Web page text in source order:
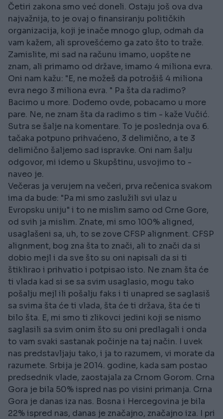
Četiri zakona smo već doneli. Ostaju još ova dva
najvažnija, to je ovaj o finansiranju političkih
organizacija, koji je inače mnogo glup, odmah da
vam kažem, ali sprovešćemo ga zato što to traže.
Zamislite, mi sad na računu imamo, uopšte ne
znam, ali primamo od države, imamo 4 miliona evra.
Oni nam kažu: "E, ne možeš da potrošiš 4 miliona
evra nego 3 miliona evra. " Pa šta da radimo?
Bacimo u more. Dođemo ovde, pobacamo u more
pare. Ne, ne znam šta da radimo s tim - kaže Vučić.
Sutra se šalje na komentare. To je poslednja ova 6.
tačaka potpuno prihvaćeno, 3 delimično, a te 3
delimično šaljemo sad ispravke. Oni nam šalju
odgovor, mi idemo u Skupštinu, usvojimo to -
naveo je.
Večeras ja verujem na večeri, prva rečenica svakom
ima da bude: "Pa mi smo zaslužili svi ulaz u
Evropsku uniju" i to ne mislim samo od Crne Gore,
od svih ja mislim. Znate, mi smo 100% aligned,
usaglašeni sa, uh, to se zove CFSP alignment. CFSP
alignment, bog zna šta to znači, ali to znači da si
dobio mejl i da sve što su oni napisali da si ti
štiklirao i prihvatio i potpisao isto. Ne znam šta će
ti vlada kad si se sa svim usaglasio, mogu tako
pošalju mejl ili pošalju faks i ti unapred se saglasiš
sa svima šta će ti vlada, šta će ti država, šta će ti
bilo šta. E, mi smo ti zlikovci jedini koji se nismo
saglasili sa svim onim što su oni predlagali i onda
to vam svaki sastanak počinje na taj način. I uvek
nas predstavljaju tako, i ja to razumem, vi morate da
razumete. Srbija je 2014. godine, kada sam postao
predsednik vlade, zaostajala za Crnom Gorom. Crna
Gora je bila 50% ispred nas po visini primanja. Crna
Gora je danas iza nas. Bosna i Hercegovina je bila
22% ispred nas, danas je značajno, značajno iza. I pri